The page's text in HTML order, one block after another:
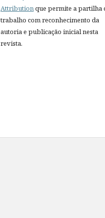
Attributionque permite a partilha
trabalho com reconhecimento da
autoria e publicação inicial nesta
revista.